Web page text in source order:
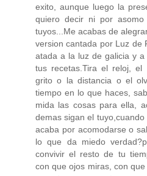
exito, aunque luego la
quiero decir ni por
tuyos...Me acabas de
version cantada por Luz de
atada a la luz de galicia y
tus recetas.Tira el reloj,
grito o la distancia o el
tiempo en lo que haces,
mida las cosas para ella,
demas sigan el
acaba por acomodarse o
lo que da miedo
convivir el resto de tu
con que ojos miras, con